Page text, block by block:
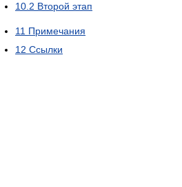
10.2 Второй этап
11 Примечания
12 Ссылки